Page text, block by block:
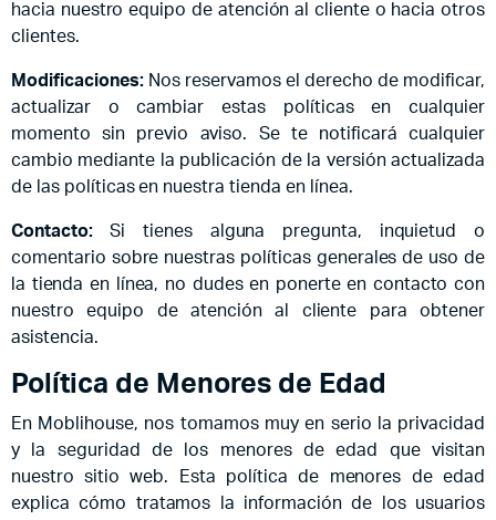
hacia nuestro equipo de atención al cliente o hacia otros
clientes.
Modificaciones:Nos reservamos el derecho de modificar,
actualizar o cambiar estas políticas en cualquier
momento sin previo aviso. Se te notificará cualquier
cambio mediante la publicación de la versión actualizada
de las políticas en nuestra tienda en línea.
Contacto:Si tienes alguna pregunta, inquietud o
comentario sobre nuestras políticas generales de uso de
la tienda en línea, no dudes en ponerte en contacto con
nuestro equipo de atención al cliente para obtener
asistencia.
Política de Menores de Edad
En Moblihouse, nos tomamos muy en serio la privacidad
y la seguridad de los menores de edad que visitan
nuestro sitio web. Esta política de menores de edad
explica cómo tratamos la información de los usuarios